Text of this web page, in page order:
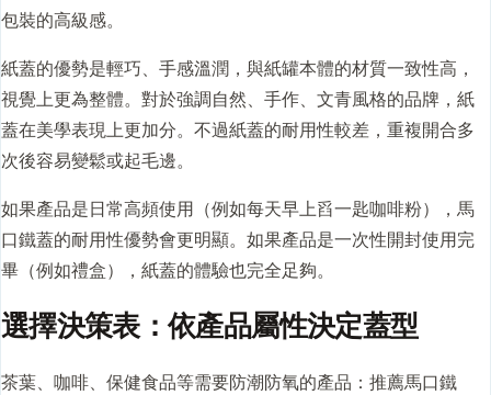
包裝的高級感。
紙蓋的優勢是輕巧、手感溫潤，與紙罐本體的材質一致性高，
視覺上更為整體。對於強調自然、手作、文青風格的品牌，紙
蓋在美學表現上更加分。不過紙蓋的耐用性較差，重複開合多
次後容易變鬆或起毛邊。
如果產品是日常高頻使用（例如每天早上舀一匙咖啡粉），馬
口鐵蓋的耐用性優勢會更明顯。如果產品是一次性開封使用完
畢（例如禮盒），紙蓋的體驗也完全足夠。
選擇決策表：依產品屬性決定蓋型
茶葉、咖啡、保健食品等需要防潮防氧的產品：推薦馬口鐵